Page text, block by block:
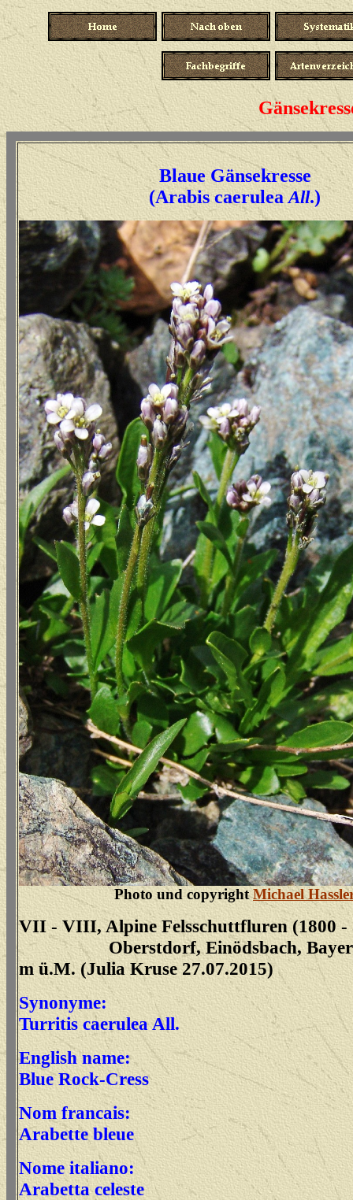
Blaue Gänsekresse
(Arabis caeruleaAll.)
Photo und copyrightMichael
VII - VIII, Alpine Felsschuttfluren (1800 -
Oberstdorf, Einödsbach, Bayern,
m ü.M. (Julia Kruse 27.07.2015)
Synonyme:
Turritis caerulea All.
English name:
Blue Rock-Cress
Nom francais:
Arabette bleue
Nome italiano:
Arabetta celeste